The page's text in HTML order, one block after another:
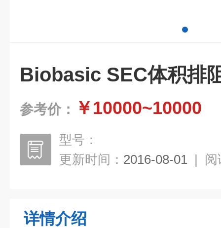
Biobasic SEC体积排
参考价： ￥10000~10000
型号：
更新时间： 2016-08-01 | 阅
详情介绍